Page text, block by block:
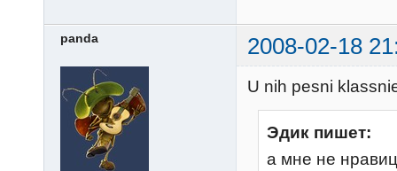
panda 2008-02-18
U nih pesni
Эдик пишет:
а мне не